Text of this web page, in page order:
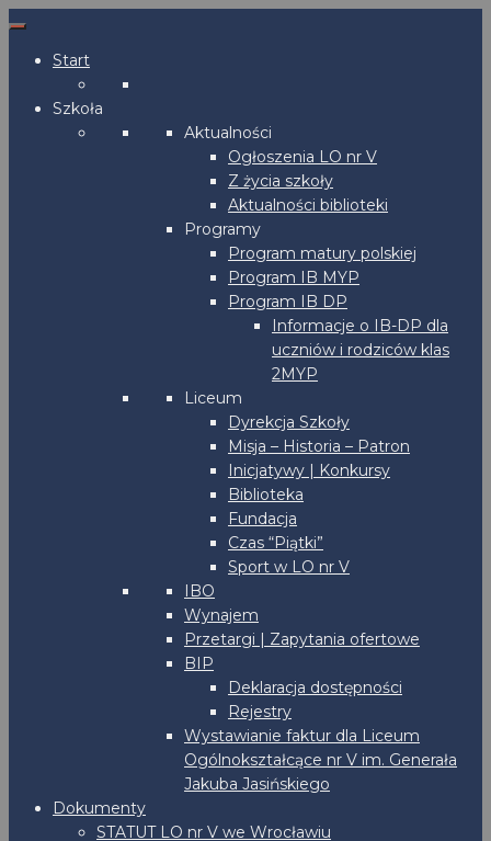
Start
Szkoła
Aktualności
Ogłoszenia LO nr V
Z życia szkoły
Aktualności biblioteki
Programy
Program matury polskiej
Program IB MYP
Program IB DP
Informacje o IB-DP dla
uczniów i rodziców klas
2MYP
Liceum
Dyrekcja Szkoły
Misja – Historia – Patron
Inicjatywy | Konkursy
Biblioteka
Fundacja
Czas “Piątki”
Sport w LO nr V
IBO
Wynajem
Przetargi | Zapytania ofertowe
BIP
Deklaracja dostępności
Rejestry
Wystawianie faktur dla Liceum
Ogólnokształcące nr V im. Generała
Jakuba Jasińskiego
Dokumenty
STATUT LO nr V we Wrocławiu